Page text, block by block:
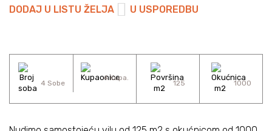
DODAJ U LISTU ŽELJA U USPOREDBU
4 Sobe
4 Kupa.
125 1000